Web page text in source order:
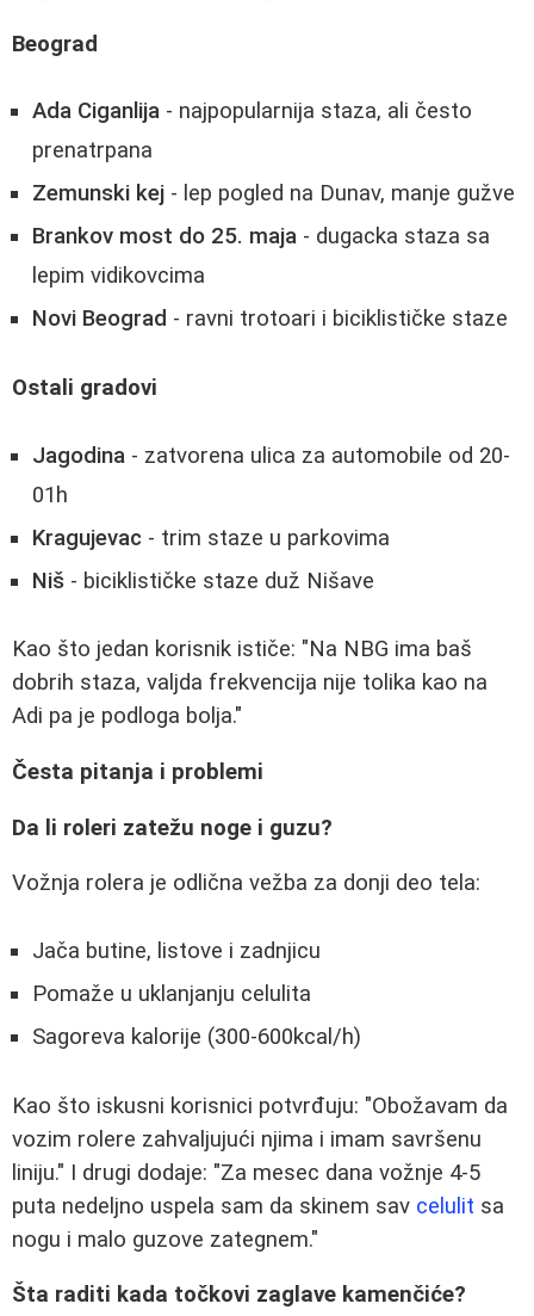
Beograd
Ada Ciganlija - najpopularnija staza, ali često
prenatrpana
Zemunski kej - lep pogled na Dunav, manje gužve
Brankov most do 25. maja - dugacka staza sa
lepim vidikovcima
Novi Beograd - ravni trotoari i biciklističke staze
Ostali gradovi
Jagodina - zatvorena ulica za automobile od 20-
01h
Kragujevac - trim staze u parkovima
Niš - biciklističke staze duž Nišave
Kao što jedan korisnik ističe: "Na NBG ima baš
dobrih staza, valjda frekvencija nije tolika kao na
Adi pa je podloga bolja."
Česta pitanja i problemi
Da li roleri zatežu noge i guzu?
Vožnja rolera je odlična vežba za donji deo tela:
Jača butine, listove i zadnjicu
Pomaže u uklanjanju celulita
Sagoreva kalorije (300-600kcal/h)
Kao što iskusni korisnici potvrđuju: "Obožavam da
vozim rolere zahvaljujući njima i imam savršenu
liniju." I drugi dodaje: "Za mesec dana vožnje 4-5
puta nedeljno uspela sam da skinem sav celulit sa
nogu i malo guzove zategnem."
Šta raditi kada točkovi zaglave kamenčiće?